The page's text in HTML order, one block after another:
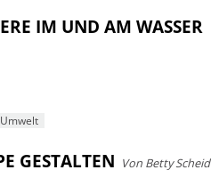
IM UND AM WASSER
GESTALTEN Von Betty Scheid